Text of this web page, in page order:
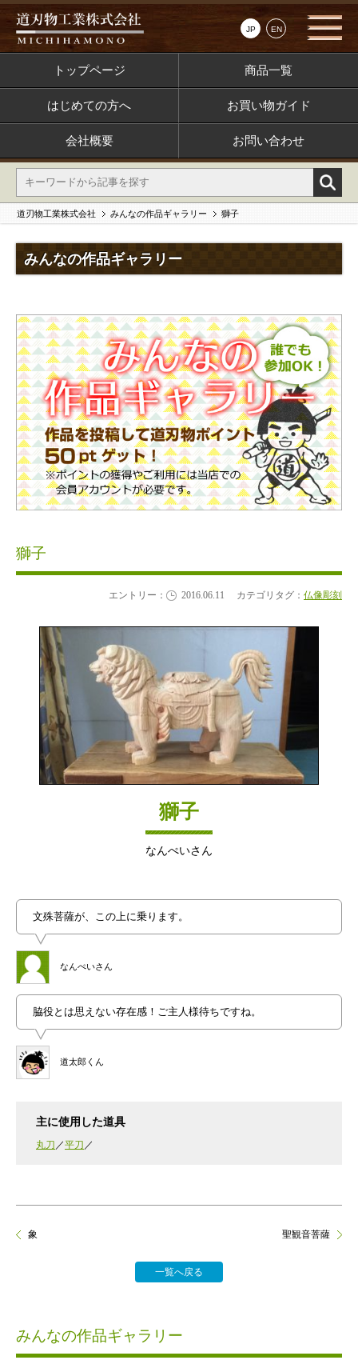
JP EN
トップページ 商品一覧
はじめての方へ お買い物ガイド
会社概要 お問い合わせ
道刃物工業株式会社 みんなの作品ギャラリー 獅子
みんなの作品ギャラリー
獅子
エントリー： 2016.06.11 カテゴリタグ： 仏像彫刻
獅子
なんぺいさん
なんぺいさん
文殊菩薩が、この上に乗ります。
道太郎くん
脇役とは思えない存在感！ご主人様待ちですね。
主に使用した道具
丸刀 平刀
象
一覧へ戻る
聖観音菩薩
みんなの作品ギャラリー